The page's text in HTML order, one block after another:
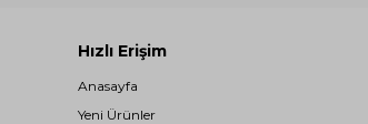
Hızlı Erişim
Anasayfa
Yeni Ürünler